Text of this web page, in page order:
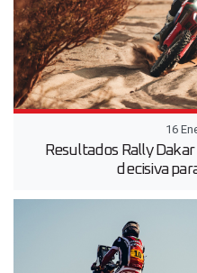
16
Resultados Rally
decisiva